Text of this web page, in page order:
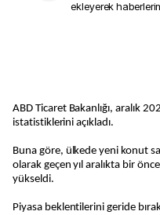
ekleyerek
ABD Ticaret Bakanlığı, aralık
istatistiklerini açıkladı.
Buna göre, ülkede yeni konut
olarak geçen yıl aralıkta bir
yükseldi.
Piyasa beklentilerini geride